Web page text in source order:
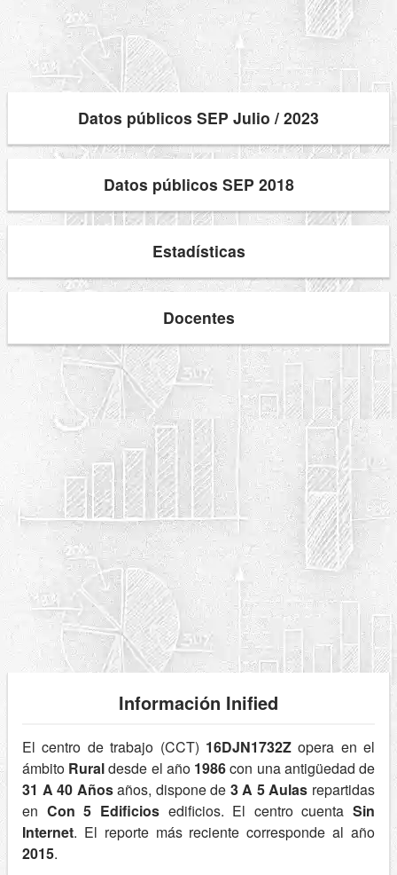
Datos públicos SEP Julio / 2023
Datos públicos SEP 2018
Estadísticas
Docentes
Información Inified
El centro de trabajo (CCT) 16DJN1732Zopera en el
ámbito Ruraldesde el año 1986con una antigüedad de
31 A 40 Añosaños, dispone de 3 A 5 Aulas repartidas
en Con 5 Edificiosedificios. El centro cuenta Sin
Internet. El reporte más reciente corresponde al año
2015.